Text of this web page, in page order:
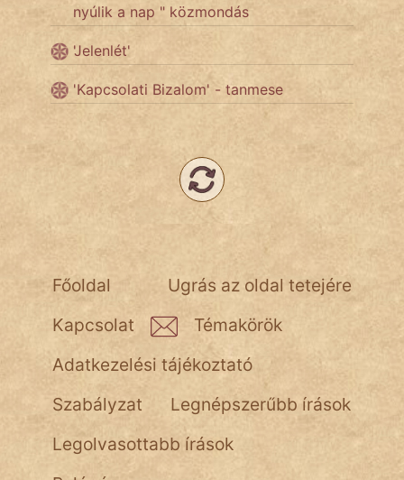
És
TÖRTÉNELEM
Jób Gedeon
Láron Ádám
mikkamakka
vörös ördög
nagyöreg
nyúlik a nap " közmondás
'Jelenlét'
'Kapcsolati Bizalom' - tanmese
Ugrás az oldal tetejére
Főoldal
Kapcsolat
Témakörök
Adatkezelési tájékoztató
Szabályzat
Legnépszerűbb írások
Legolvasottabb írások